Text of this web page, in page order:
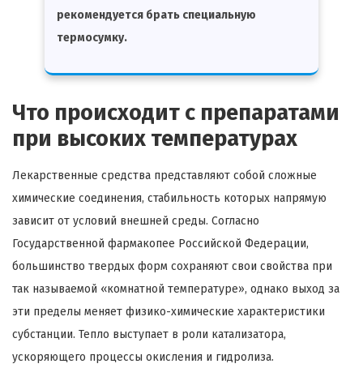
рекомендуется брать специальную
термосумку.
Что происходит с препаратами
при высоких температурах
Лекарственные средства представляют собой сложные
химические соединения, стабильность которых напрямую
зависит от условий внешней среды. Согласно
Государственной фармакопее Российской Федерации,
большинство твердых форм сохраняют свои свойства при
так называемой «комнатной температуре», однако выход за
эти пределы меняет физико-химические характеристики
субстанции. Тепло выступает в роли катализатора,
ускоряющего процессы окисления и гидролиза.